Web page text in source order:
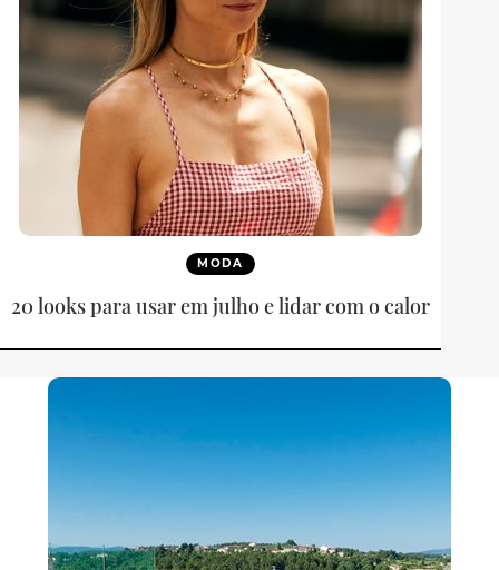
MODA
20 looks para usar em julho e lidar com o calor